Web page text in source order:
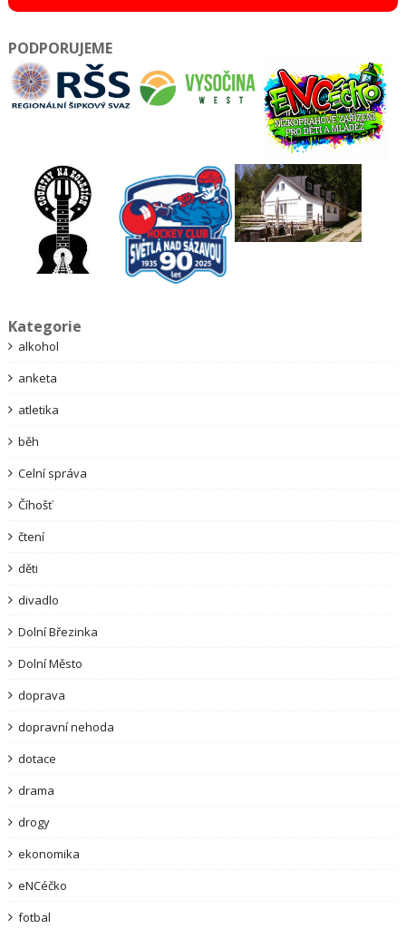
PODPORUJEME
Kategorie
alkohol
anketa
atletika
běh
Celní správa
Číhošť
čtení
děti
divadlo
Dolní Březinka
Dolní Město
doprava
dopravní nehoda
dotace
drama
drogy
ekonomika
eNCéčko
fotbal